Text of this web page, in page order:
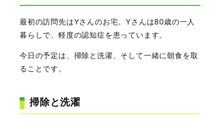
最初の訪問先はYさんのお宅。Yさんは80歳の一人
暮らしで、軽度の認知症を患っています。
今日の予定は、掃除と洗濯、そして一緒に朝食を取
ることです。
掃除と洗濯